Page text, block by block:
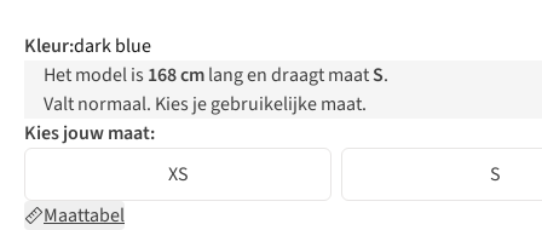
Kleur:dark blue
Het model is 168 cmlang en draagt maatS.
Valt normaal. Kies je gebruikelijke maat.
Kies jouw maat:
XS
S
Maattabel